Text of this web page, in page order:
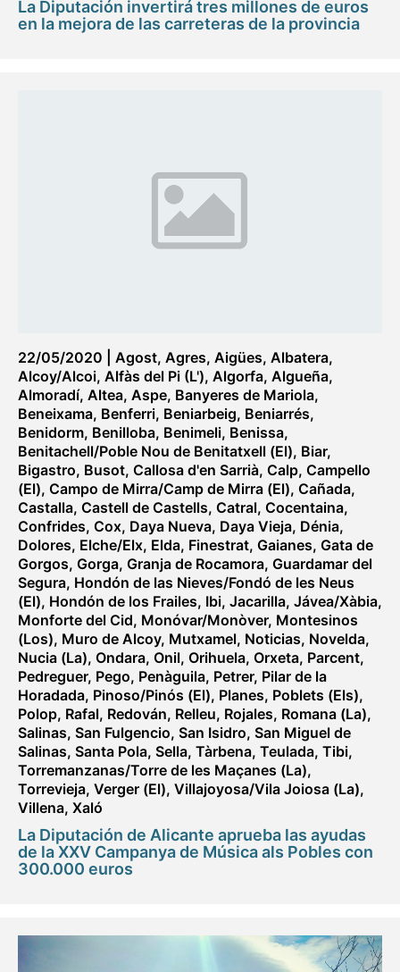
La Diputación invertirá tres millones de euros
en la mejora de las carreteras de la provincia
22/05/2020 Agost, Agres, Aigües, Albatera,
Alcoy/Alcoi, Alfàs del Pi (L'), Algorfa, Algueña,
Almoradí, Altea, Aspe, Banyeres de Mariola,
Beneixama, Benferri, Beniarbeig, Beniarrés,
Benidorm, Benilloba, Benimeli, Benissa,
Benitachell/Poble Nou de Benitatxell (El), Biar,
Bigastro, Busot, Callosa d'en Sarrià, Calp, Campello
(El), Campo de Mirra/Camp de Mirra (El), Cañada,
Castalla, Castell de Castells, Catral, Cocentaina,
Confrides, Cox, Daya Nueva, Daya Vieja, Dénia,
Dolores, Elche/Elx, Elda, Finestrat, Gaianes, Gata de
Gorgos, Gorga, Granja de Rocamora, Guardamar del
Segura, Hondón de las Nieves/Fondó de les Neus
(El), Hondón de los Frailes, Ibi, Jacarilla, Jávea/Xàbia,
Monforte del Cid, Monóvar/Monòver, Montesinos
(Los), Muro de Alcoy, Mutxamel, Noticias, Novelda,
Nucia (La), Ondara, Onil, Orihuela, Orxeta, Parcent,
Pedreguer, Pego, Penàguila, Petrer, Pilar de la
Horadada, Pinoso/Pinós (El), Planes, Poblets (Els),
Polop, Rafal, Redován, Relleu, Rojales, Romana (La),
Salinas, San Fulgencio, San Isidro, San Miguel de
Salinas, Santa Pola, Sella, Tàrbena, Teulada, Tibi,
Torremanzanas/Torre de les Maçanes (La),
Torrevieja, Verger (El), Villajoyosa/Vila Joiosa (La),
Villena, Xaló
La Diputación de Alicante aprueba las ayudas
de la XXV Campanya de Música als Pobles con
300.000 euros